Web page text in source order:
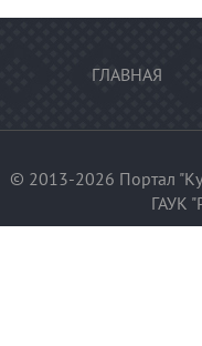
ГЛАВНАЯ
© 2013-2026 Портал
ГАУК